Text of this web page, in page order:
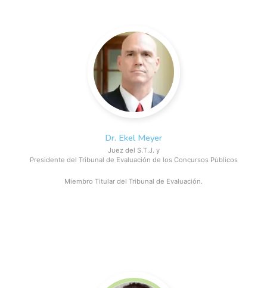
Dr. Ekel Meyer
Juez del S.T.J. y
Presidente del Tribunal de Evaluación de los Concursos Pùblicos
Miembro Titular del Tribunal de Evaluación.